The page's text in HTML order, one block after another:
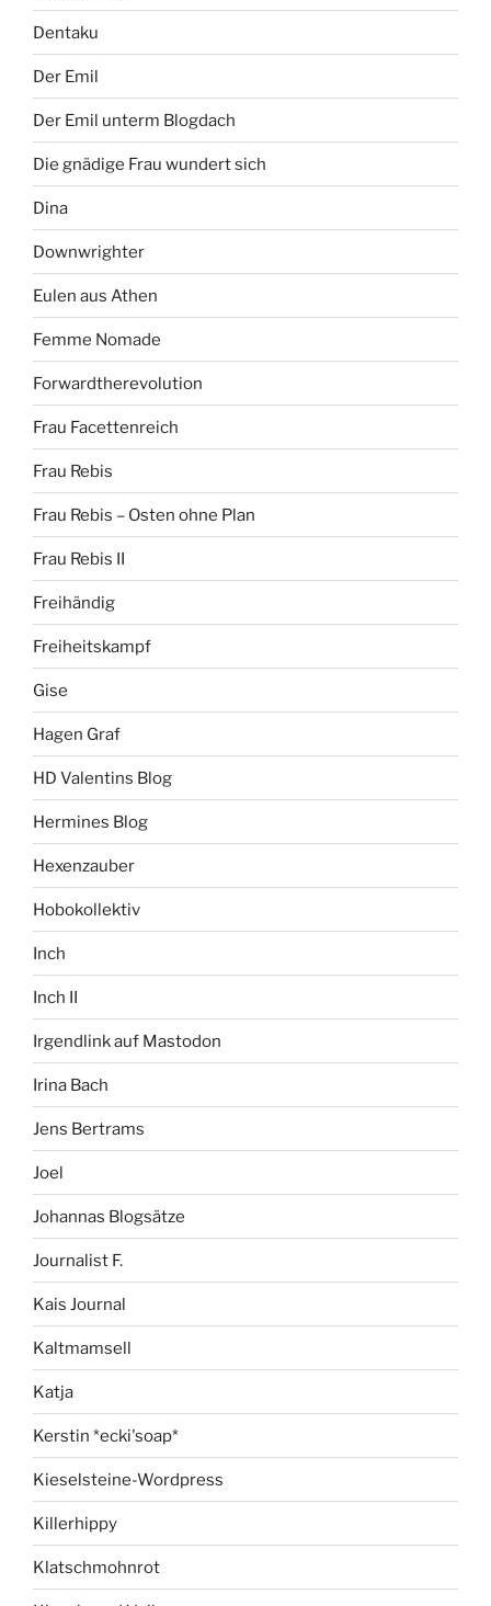
Dentaku
Der Emil
Der Emil unterm Blogdach
Die gnädige Frau wundert sich
Dina
Downwrighter
Eulen aus Athen
Femme Nomade
Forwardtherevolution
Frau Facettenreich
Frau Rebis
Frau Rebis – Osten ohne Plan
Frau Rebis II
Freihändig
Freiheitskampf
Gise
Hagen Graf
HD Valentins Blog
Hermines Blog
Hexenzauber
Hobokollektiv
Inch
Inch II
Irgendlink auf Mastodon
Irina Bach
Jens Bertrams
Joel
Johannas Blogsätze
Journalist F.
Kais Journal
Kaltmamsell
Katja
Kerstin *ecki'soap*
Kieselsteine-Wordpress
Killerhippy
Klatschmohnrot